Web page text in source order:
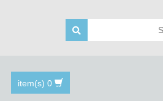
0 item(s)